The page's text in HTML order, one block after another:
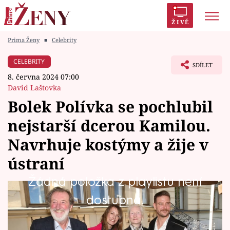
ŽIVĚ
Módní alarm
Témata
Celebrity
Vztahy
Seriály
Prima Ženy ■ Celebrity
CELEBRITY
8. června 2024 07:00
David Laštovka
SDÍLET
Bolek Polívka se pochlubil
nejstarší dcerou Kamilou.
Navrhuje kostýmy a žije v
ústraní
Žádná položka z playlistu není
dostupná.
Bolek Polívka je otcem šesti dětí. Zatímco dvě
z nich, syn Vladimír a dcera Anna, se stali
rovněž úspěšnými herci, jeho nejstarší dcera